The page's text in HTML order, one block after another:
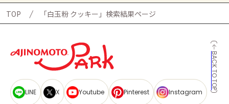
TOP 「白玉粉 クッキー」検索結果ページ
BACK TO TOP
LINE X Youtube Pinterest Instagram